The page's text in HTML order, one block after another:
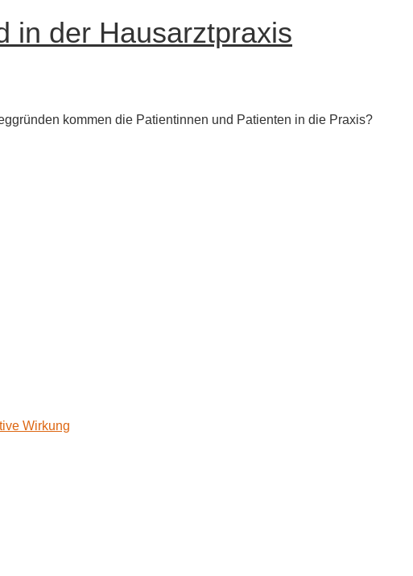
in der Hausarztpraxis
kommen die Patientinnen und Patienten in die Praxis?
Wirkung